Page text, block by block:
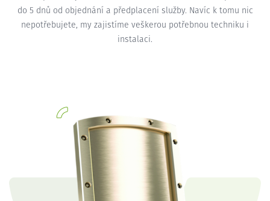
do 5 dnů od objednání a předplacení služby. Navíc k tomu nic
nepotřebujete, my zajistíme veškerou potřebnou techniku i
instalaci.